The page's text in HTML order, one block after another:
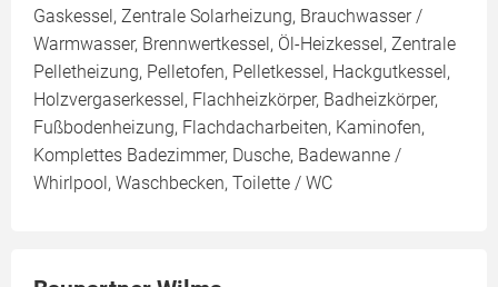
Gaskessel, Zentrale Solarheizung, Brauchwasser /
Warmwasser, Brennwertkessel, Öl-Heizkessel, Zentrale
Pelletheizung, Pelletofen, Pelletkessel, Hackgutkessel,
Holzvergaserkessel, Flachheizkörper, Badheizkörper,
Fußbodenheizung, Flachdacharbeiten, Kaminofen,
Komplettes Badezimmer, Dusche, Badewanne /
Whirlpool, Waschbecken, Toilette / WC